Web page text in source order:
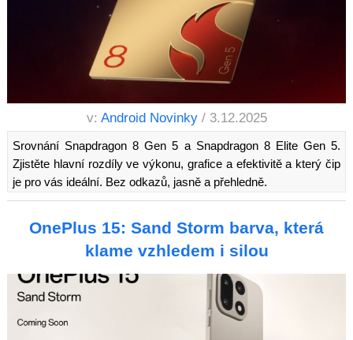
v: Android Novinky / 3.12.2025
Srovnání Snapdragon 8 Gen 5 a Snapdragon 8 Elite Gen 5.
Zjistěte hlavní rozdíly ve výkonu, grafice a efektivitě a který čip
je pro vás ideální. Bez odkazů, jasně a přehledně.
OnePlus 15: Sand Storm barva, která
klame vzhledem i silou